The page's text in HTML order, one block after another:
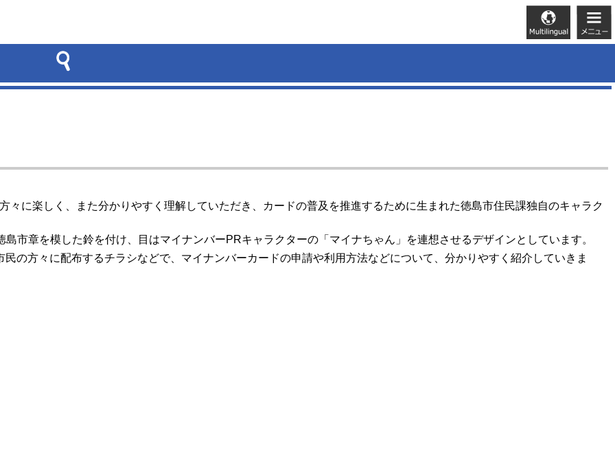
に楽しく、また分かりやすく理解していただき、カードの普及を推進するために生まれた徳島市住民課独自のキャラク
章を模した鈴を付け、目はマイナンバーPRキャラクターの「マイナちゃん」を連想させるデザインとしています。
方々に配布するチラシなどで、マイナンバーカードの申請や利用方法などについて、分かりやすく紹介していきま